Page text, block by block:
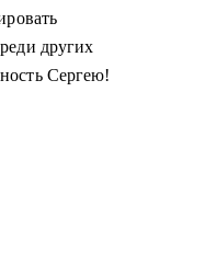
других
Сергею!